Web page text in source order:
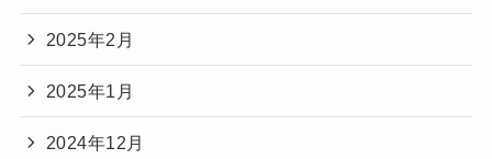
2025年2月
2025年1月
2024年12月